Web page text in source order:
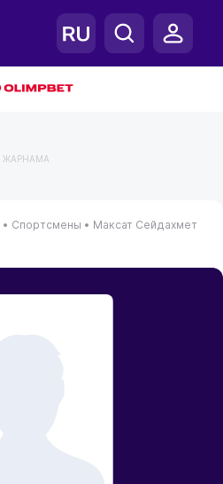
ЖАРНАМА
• Спортсмены • Максат Сейдахмет